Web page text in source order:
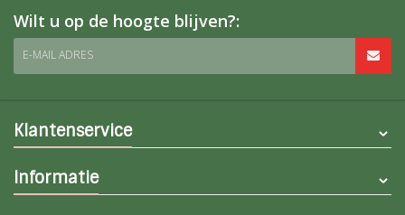
Wilt u op de hoogte blijven?:
E-MAIL ADRES
Klantenservice
Informatie